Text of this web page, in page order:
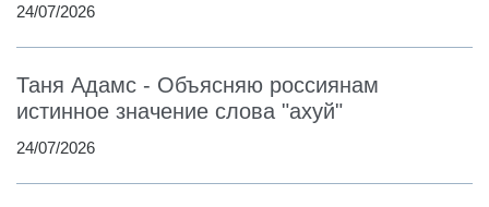
24/07/2026
Таня Адамс - Объясняю россиянам
истинное значение слова "ахуй"
24/07/2026